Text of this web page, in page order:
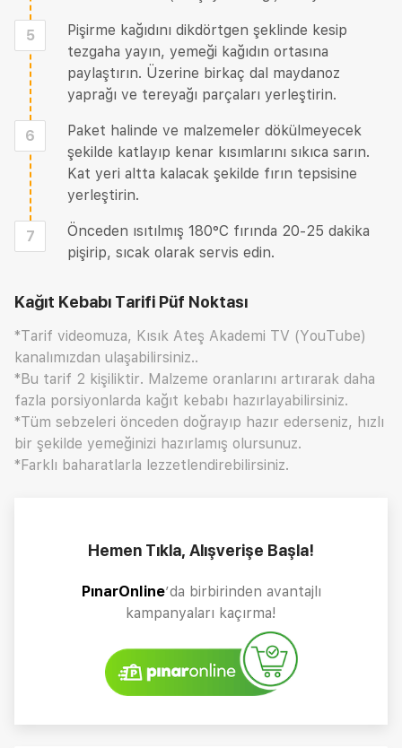
5
Pişirme kağıdını dikdörtgen şeklinde kesip
tezgaha yayın, yemeği kağıdın ortasına
paylaştırın. Üzerine birkaç dal maydanoz
yaprağı ve tereyağı parçaları yerleştirin.
6
Paket halinde ve malzemeler dökülmeyecek
şekilde katlayıp kenar kısımlarını sıkıca sarın.
Kat yeri altta kalacak şekilde fırın tepsisine
yerleştirin.
7
Önceden ısıtılmış 180°C fırında 20-25 dakika
pişirip, sıcak olarak servis edin.
Kağıt Kebabı Tarifi Püf Noktası
*Tarif videomuza, Kısık Ateş Akademi TV (YouTube)
kanalımızdan ulaşabilirsiniz..
*Bu tarif 2 kişiliktir. Malzeme oranlarını artırarak daha
fazla porsiyonlarda kağıt kebabı hazırlayabilirsiniz.
*Tüm sebzeleri önceden doğrayıp hazır ederseniz, hızlı
bir şekilde yemeğinizi hazırlamış olursunuz.
*Farklı baharatlarla lezzetlendirebilirsiniz.
Hemen Tıkla, Alışverişe Başla!
PınarOnline’da birbirinden avantajlı
kampanyaları kaçırma!